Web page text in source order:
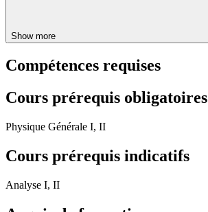
Show more
Compétences requises
Cours prérequis obligatoires
Physique Générale I, II
Cours prérequis indicatifs
Analyse I, II